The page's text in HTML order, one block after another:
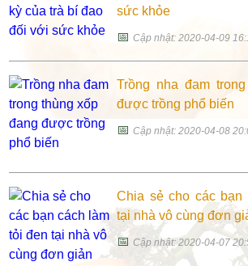
sức khỏe
📅Cập nhật: 2020-04-09
Trồng nha đam
được trồng phổ biến
📅Cập nhật: 2020-04-08
Chia sẻ cho các bạn
tại nhà vô cùng đơn
📅Cập nhật: 2020-04-07